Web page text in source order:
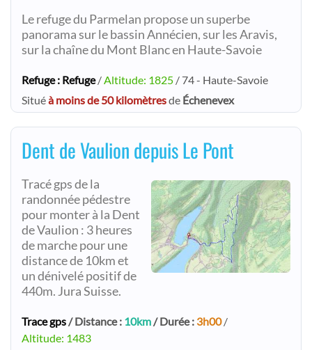
Le refuge du Parmelan propose un superbe
panorama sur le bassin Annécien, sur les Aravis,
sur la chaîne du Mont Blanc en Haute-Savoie
Refuge : Refuge/ Altitude: 1825 / 74 - Haute-Savoie
Situéà moins de 50 kilomètresde Échenevex
Dent de Vaulion depuis Le Pont
Tracé gps de la
randonnée pédestre
pour monter à la Dent
de Vaulion : 3 heures
de marche pour une
distance de 10km et
un dénivelé positif de
440m. Jura Suisse.
Trace gps / Distance : 10km / Durée : 3h00/
Altitude: 1483